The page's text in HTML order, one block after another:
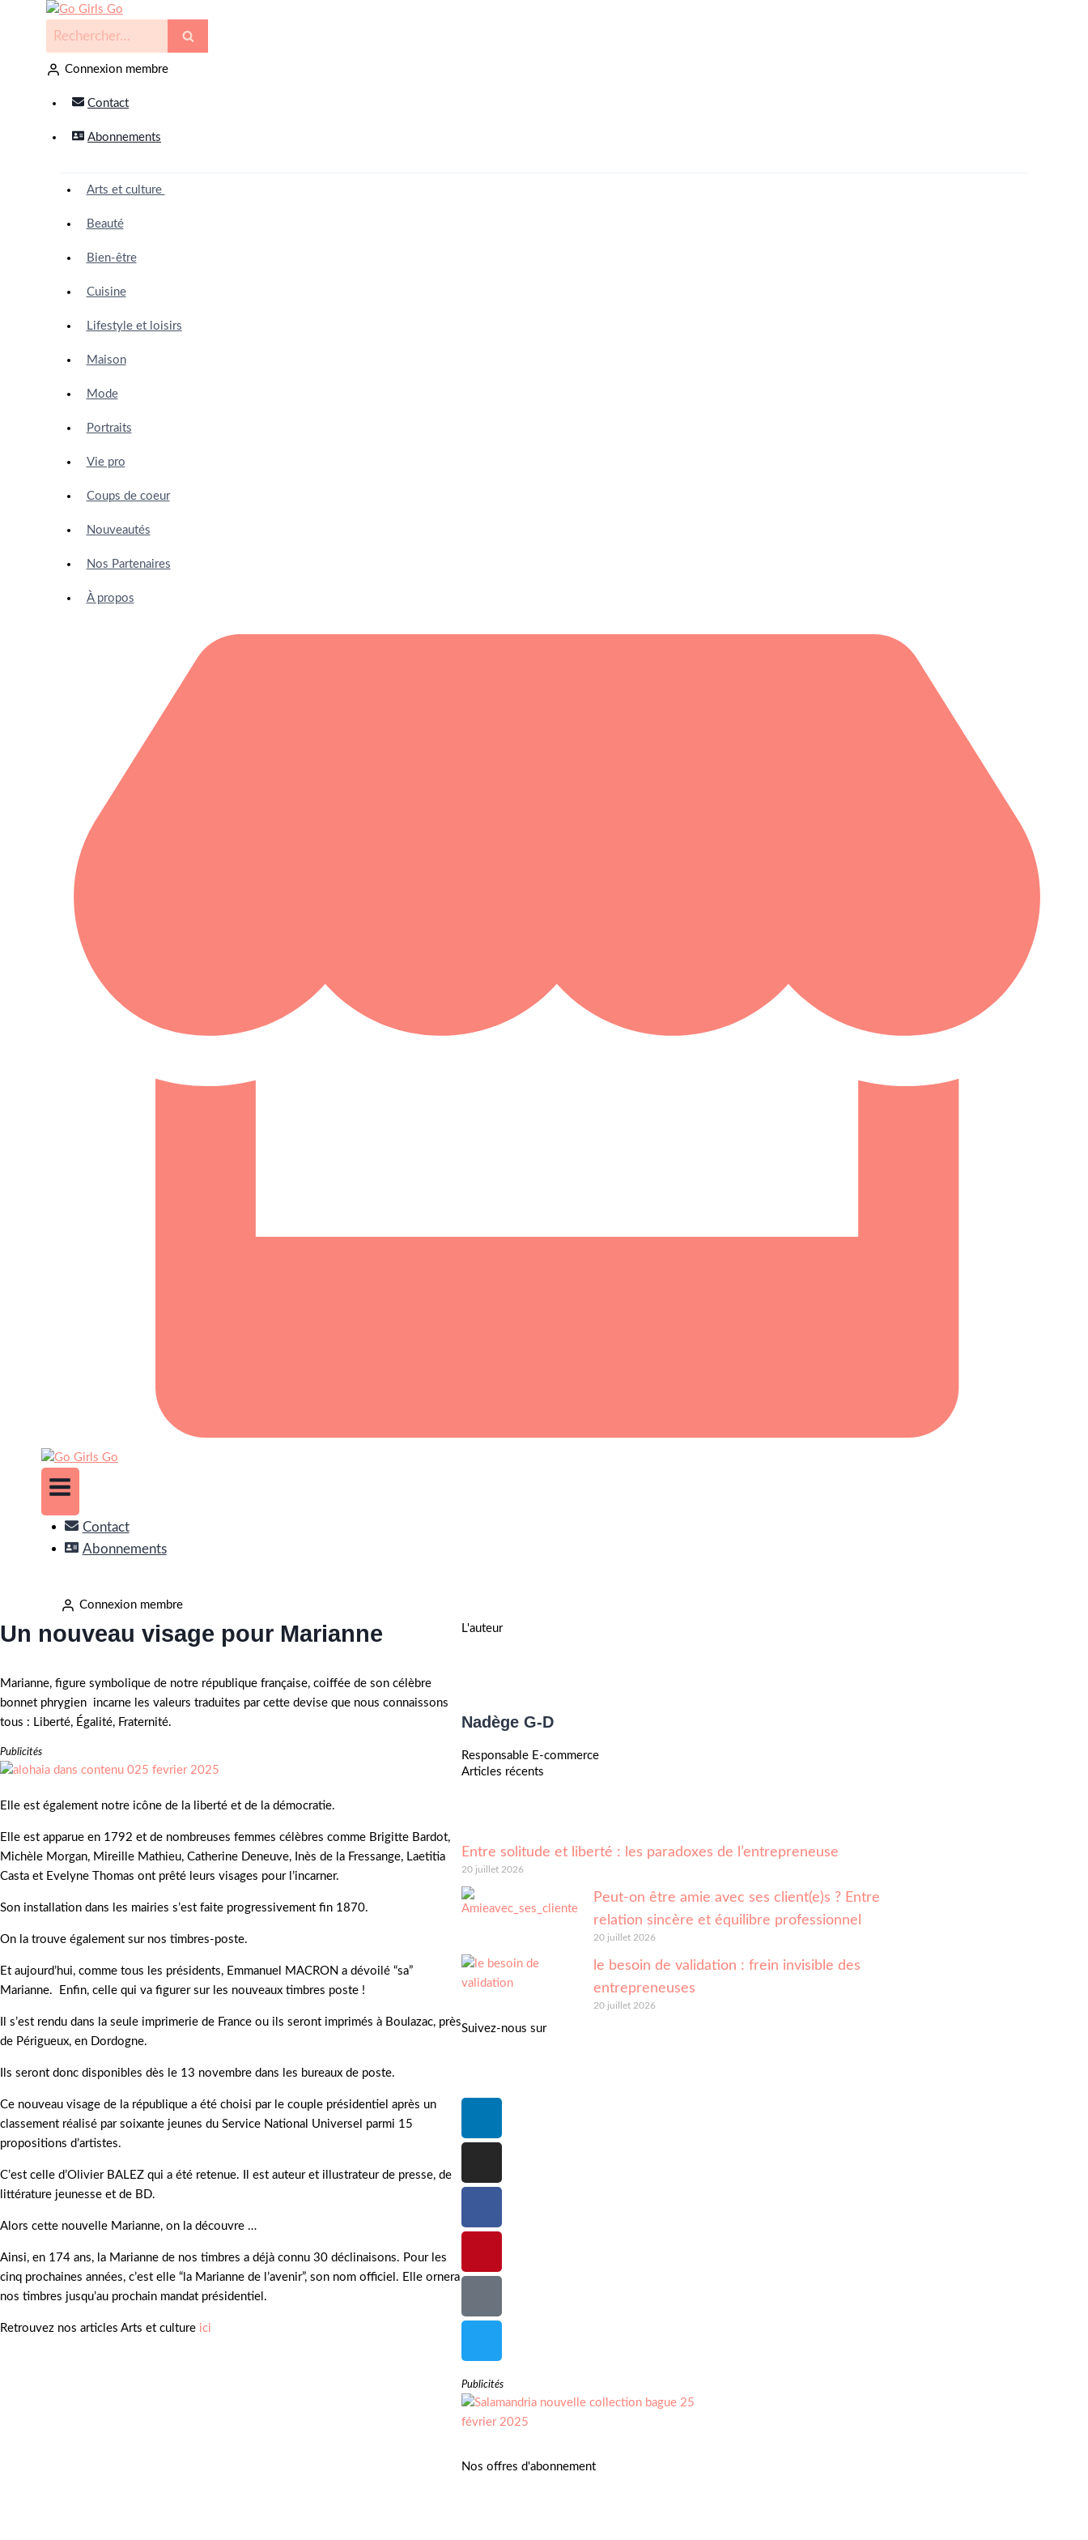
Connexion membre
Contact
Abonnements
Arts et culture
Beauté
Bien-être
Cuisine
Lifestyle et loisirs
Maison
Mode
Portraits
Vie pro
Coups de coeur
Nouveautés
Nos Partenaires
À propos
Contact
Abonnements
Connexion membre
Un nouveau visage pour Marianne
Marianne, figure symbolique de notre république française, coiffée de son célèbre
bonnet phrygien incarne les valeurs traduites par cette devise que nous connaissons
tous : Liberté, Égalité, Fraternité.
Publicités
Elle est également notre icône de la liberté et de la démocratie.
Elle est apparue en 1792 et de nombreuses femmes célèbres comme Brigitte Bardot,
Michèle Morgan, Mireille Mathieu, Catherine Deneuve, Inès de la Fressange, Laetitia
Casta et Evelyne Thomas ont prêté leurs visages pour l’incarner.
Son installation dans les mairies s’est faite progressivement fin 1870.
On la trouve également sur nos timbres-poste.
Et aujourd’hui, comme tous les présidents, Emmanuel MACRON a dévoilé “sa”
Marianne. Enfin, celle qui va figurer sur les nouveaux timbres poste !
Il s’est rendu dans la seule imprimerie de France ou ils seront imprimés à Boulazac, près
de Périgueux, en Dordogne.
Ils seront donc disponibles dès le 13 novembre dans les bureaux de poste.
Ce nouveau visage de la république a été choisi par le couple présidentiel après un
classement réalisé par soixante jeunes du Service National Universel parmi 15
propositions d’artistes.
C’est celle d’Olivier BALEZ qui a été retenue. Il est auteur et illustrateur de presse, de
littérature jeunesse et de BD.
Alors cette nouvelle Marianne, on la découvre …
Ainsi, en 174 ans, la Marianne de nos timbres a déjà connu 30 déclinaisons. Pour les
cinq prochaines années, c’est elle “la Marianne de l’avenir”, son nom officiel. Elle ornera
nos timbres jusqu’au prochain mandat présidentiel.
Retrouvez nos articles Arts et culture ici
L'auteur
Nadège G-D
Responsable E-commerce
Articles récents
Entre solitude et liberté : les paradoxes de l’entrepreneuse
20 juillet 2026
Peut-on être amie avec ses client(e)s ? Entre
relation sincère et équilibre professionnel
20 juillet 2026
le besoin de validation : frein invisible des
entrepreneuses
20 juillet 2026
Suivez-nous sur
Publicités
Nos offres d'abonnement